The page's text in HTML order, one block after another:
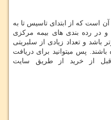
است که از ابتدای تاسیس تا به
و در رده بندی های بیمه مرکزی
و تعداد زیادی از سلبریتی
باشند. پس میتوانید برای دریافت
از خرید از طریق سایت